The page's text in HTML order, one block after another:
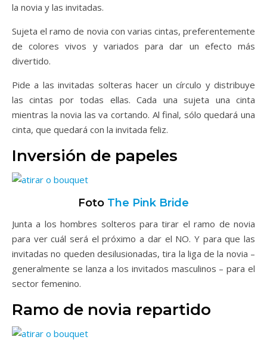
la novia y las invitadas.
Sujeta el ramo de novia con varias cintas, preferentemente
de colores vivos y variados para dar un efecto más
divertido.
Pide a las invitadas solteras hacer un círculo y distribuye
las cintas por todas ellas. Cada una sujeta una cinta
mientras la novia las va cortando. Al final, sólo quedará una
cinta, que quedará con la invitada feliz.
Inversión de papeles
Foto The Pink Bride
Junta a los hombres solteros para tirar el ramo de novia
para ver cuál será el próximo a dar el NO. Y para que las
invitadas no queden desilusionadas, tira la liga de la novia –
generalmente se lanza a los invitados masculinos – para el
sector femenino.
Ramo de novia repartido